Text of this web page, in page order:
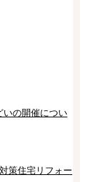
いの開催につい
策住宅リフォー